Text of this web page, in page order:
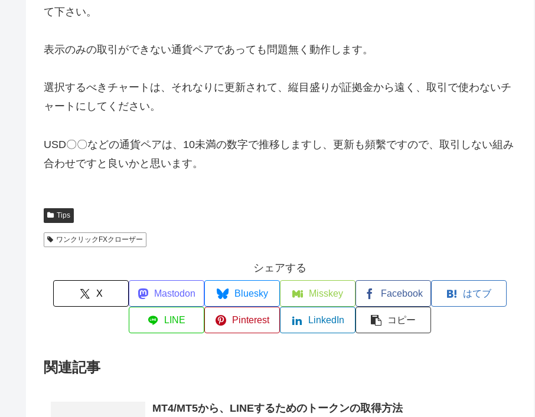
て下さい。
表示のみの取引ができない通貨ペアであっても問題無く動作します。
選択するべきチャートは、それなりに更新されて、縦目盛りが証拠金から遠く、取引で使わないチ
ャートにしてください。
USD〇〇などの通貨ペアは、10未満の数字で推移しますし、更新も頻繫ですので、取引しない組み
合わせですと良いかと思います。
Tips
ワンクリックFXクローザー
シェアする
X Mastodon Bluesky Misskey Facebook はてブ
LINE Pinterest LinkedIn コピー
関連記事
MT4/MT5から、LINEするためのトークンの取得方法